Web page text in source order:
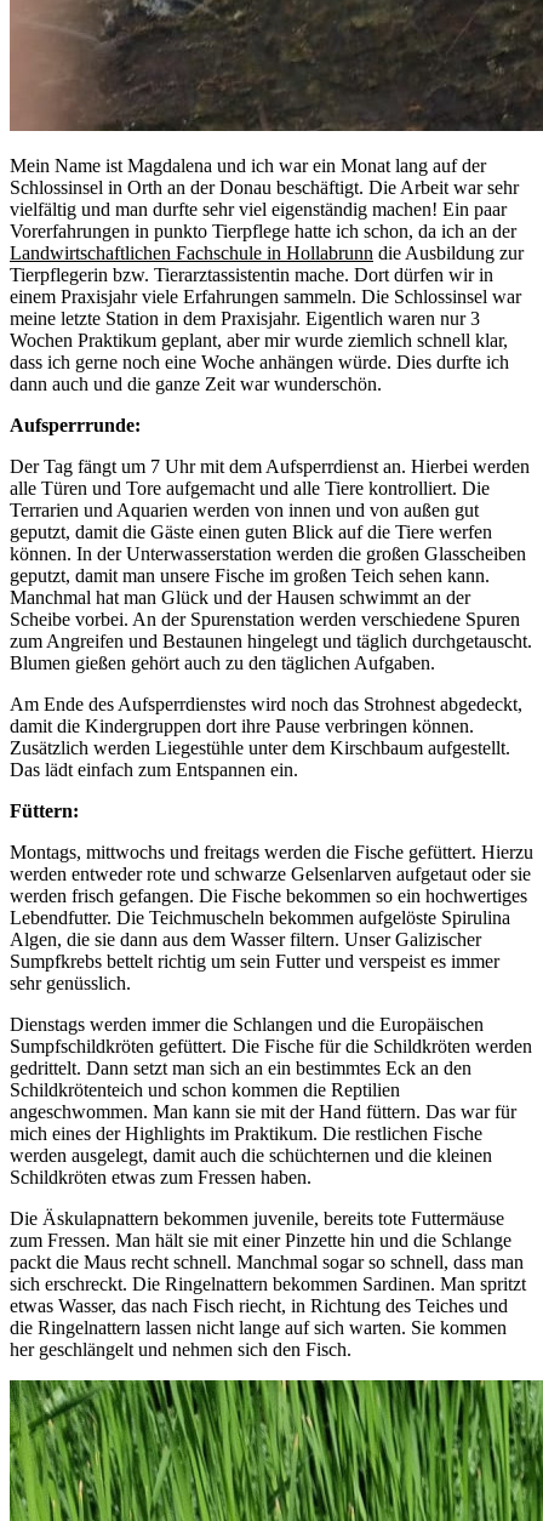
Mein Name ist Magdalena und ich war ein Monat lang auf der
Schlossinsel in Orth an der Donau beschäftigt. Die Arbeit war sehr
vielfältig und man durfte sehr viel eigenständig machen! Ein paar
Vorerfahrungen in punkto Tierpflege hatte ich schon, da ich an der
Landwirtschaftlichen Fachschule in Hollabrunn die Ausbildung zur
Tierpflegerin bzw. Tierarztassistentin mache. Dort dürfen wir in
einem Praxisjahr viele Erfahrungen sammeln. Die Schlossinsel war
meine letzte Station in dem Praxisjahr. Eigentlich waren nur 3
Wochen Praktikum geplant, aber mir wurde ziemlich schnell klar,
dass ich gerne noch eine Woche anhängen würde. Dies durfte ich
dann auch und die ganze Zeit war wunderschön.
Aufsperrrunde:
Der Tag fängt um 7 Uhr mit dem Aufsperrdienst an. Hierbei werden
alle Türen und Tore aufgemacht und alle Tiere kontrolliert. Die
Terrarien und Aquarien werden von innen und von außen gut
geputzt, damit die Gäste einen guten Blick auf die Tiere werfen
können. In der Unterwasserstation werden die großen Glasscheiben
geputzt, damit man unsere Fische im großen Teich sehen kann.
Manchmal hat man Glück und der Hausen schwimmt an der
Scheibe vorbei. An der Spurenstation werden verschiedene Spuren
zum Angreifen und Bestaunen hingelegt und täglich durchgetauscht.
Blumen gießen gehört auch zu den täglichen Aufgaben.
Am Ende des Aufsperrdienstes wird noch das Strohnest abgedeckt,
damit die Kindergruppen dort ihre Pause verbringen können.
Zusätzlich werden Liegestühle unter dem Kirschbaum aufgestellt.
Das lädt einfach zum Entspannen ein.
Füttern:
Montags, mittwochs und freitags werden die Fische gefüttert. Hierzu
werden entweder rote und schwarze Gelsenlarven aufgetaut oder sie
werden frisch gefangen. Die Fische bekommen so ein hochwertiges
Lebendfutter. Die Teichmuscheln bekommen aufgelöste Spirulina
Algen, die sie dann aus dem Wasser filtern. Unser Galizischer
Sumpfkrebs bettelt richtig um sein Futter und verspeist es immer
sehr genüsslich.
Dienstags werden immer die Schlangen und die Europäischen
Sumpfschildkröten gefüttert. Die Fische für die Schildkröten werden
gedrittelt. Dann setzt man sich an ein bestimmtes Eck an den
Schildkrötenteich und schon kommen die Reptilien
angeschwommen. Man kann sie mit der Hand füttern. Das war für
mich eines der Highlights im Praktikum. Die restlichen Fische
werden ausgelegt, damit auch die schüchternen und die kleinen
Schildkröten etwas zum Fressen haben.
Die Äskulapnattern bekommen juvenile, bereits tote Futtermäuse
zum Fressen. Man hält sie mit einer Pinzette hin und die Schlange
packt die Maus recht schnell. Manchmal sogar so schnell, dass man
sich erschreckt. Die Ringelnattern bekommen Sardinen. Man spritzt
etwas Wasser, das nach Fisch riecht, in Richtung des Teiches und
die Ringelnattern lassen nicht lange auf sich warten. Sie kommen
her geschlängelt und nehmen sich den Fisch.